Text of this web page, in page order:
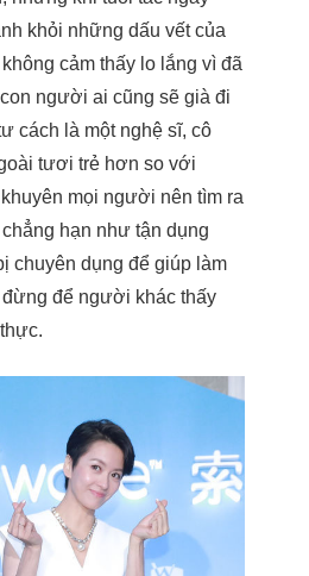
khỏi những dấu vết của
cảm thấy lo lắng vì đã
người ai cũng sẽ già đi
cách là một nghệ sĩ, cô
tươi trẻ hơn so với
mọi người nên tìm ra
hạn như tận dụng
chuyên dụng để giúp làm
để người khác thấy